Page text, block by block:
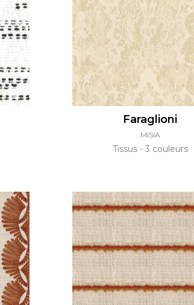
Rose
Rouge
Vert
Violet
Vert
Faraglioni
MISIA
Tissus 3 couleurs